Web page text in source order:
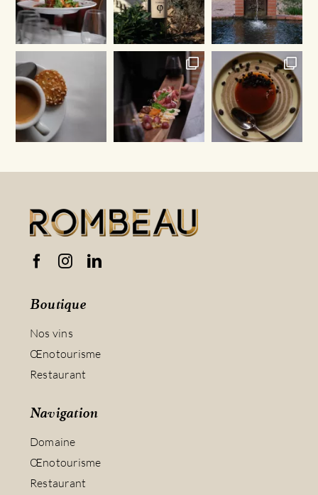
Boutique
Nos vins
Œnotourisme
Restaurant
Navigation
Domaine
Œnotourisme
Restaurant